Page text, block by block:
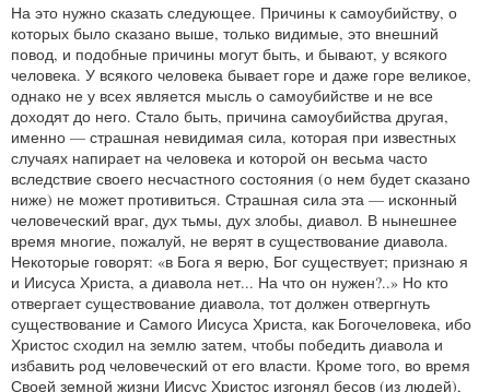
На это нужно сказать следующее. Причины к самоубийству, о
которых было сказано выше, только видимые, это внешний
повод, и подобные причины могут быть, и бывают, у всякого
человека. У всякого человека бывает горе и даже горе великое,
однако не у всех является мысль о самоубийстве и не все
доходят до него. Стало быть, причина самоубийства другая,
именно — страшная невидимая сила, которая при известных
случаях напирает на человека и которой он весьма часто
вследствие своего несчастного состояния (о нем будет сказано
ниже) не может противиться. Страшная сила эта — исконный
человеческий враг, дух тьмы, дух злобы, диавол. В нынешнее
время многие, пожалуй, не верят в существование диавола.
Некоторые говорят: «в Бога я верю, Бог существует; признаю я
и Иисуса Христа, а диавола нет... На что он нужен?..» Но кто
отвергает существование диавола, тот должен отвергнуть
существование и Самого Иисуса Христа, как Богочеловека, ибо
Христос сходил на землю затем, чтобы победить диавола и
избавить род человеческий от его власти. Кроме того, во время
Своей земной жизни Иисус Христос изгонял бесов (из людей),